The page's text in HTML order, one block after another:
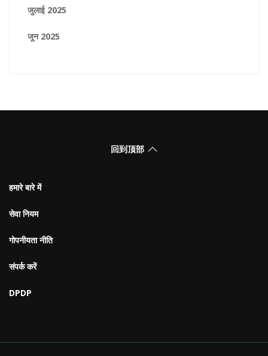
जुलाई 2025
जून 2025
回到顶部
हमारे बारे में
सेवा नियम
गोपनीयता नीति
संपर्क करें
DPDP